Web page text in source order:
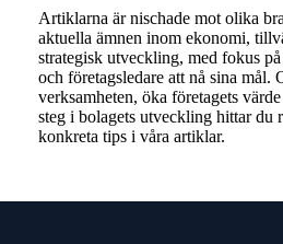
Artiklarna är nischade mot olika
aktuella ämnen inom ekonomi,
strategisk utveckling, med fokus
och företagsledare att nå sina mål.
verksamheten, öka företagets
steg i bolagets utveckling hittar du
konkreta tips i våra artiklar.